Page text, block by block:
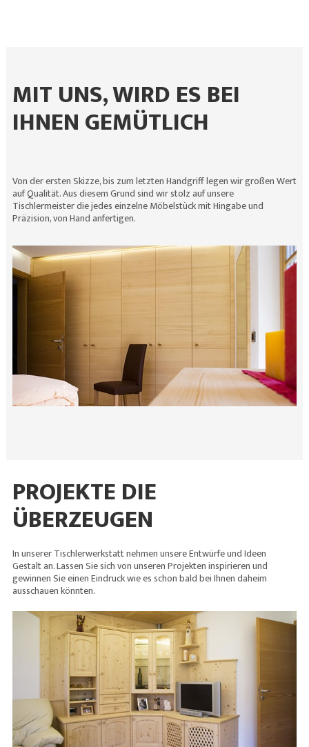
MIT UNS, WIRD ES BEI
IHNEN GEMÜTLICH
Von der ersten Skizze, bis zum letzten Handgriff legen wir großen Wert
auf Qualität. Aus diesem Grund sind wir stolz auf unsere
Tischlermeister die jedes einzelne Möbelstück mit Hingabe und
Präzision, von Hand anfertigen.
PROJEKTE DIE
ÜBERZEUGEN
In unserer Tischlerwerkstatt nehmen unsere Entwürfe und Ideen
Gestalt an. Lassen Sie sich von unseren Projekten inspirieren und
gewinnen Sie einen Eindruck wie es schon bald bei Ihnen daheim
ausschauen könnten.